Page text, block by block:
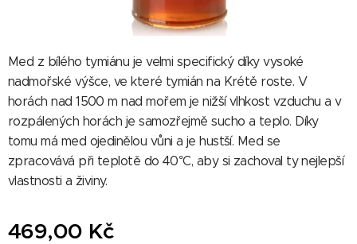
Med z bílého tymiánu je velmi specifický díky vysoké
nadmořské výšce, ve které tymián na Krétě roste. V
horách nad 1500 m nad mořem je nižší vlhkost vzduchu a v
rozpálených horách je samozřejmě sucho a teplo. Díky
tomu má med ojedinělou vůni a je hustší. Med se
zpracovává při teplotě do 40°C, aby si zachoval ty nejlepší
vlastnosti a živiny.
469,00 Kč